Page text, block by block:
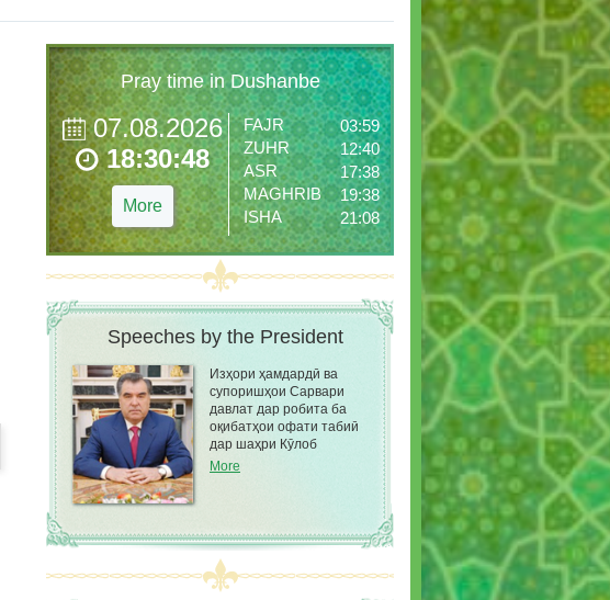
Pray time in Dushanbe
07.08.2026
18:30:50
More
FAJR
03:59
ZUHR
12:40
ASR
17:38
MAGHRIB
19:38
ISHA
21:08
Speeches by the President
Изҳори ҳамдардӣ ва
супоришҳои Сарвари
давлат дар робита ба
оқибатҳои офати табиӣ
дар шаҳри Кӯлоб
More